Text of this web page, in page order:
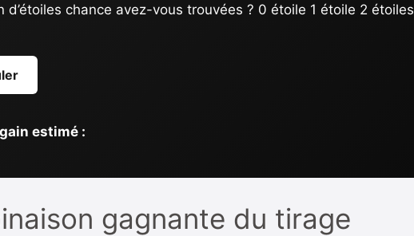
d’étoiles chance avez-vous trouvées ? 0 étoile 1 étoile 2 étoiles
estimé :
gagnante du tirage